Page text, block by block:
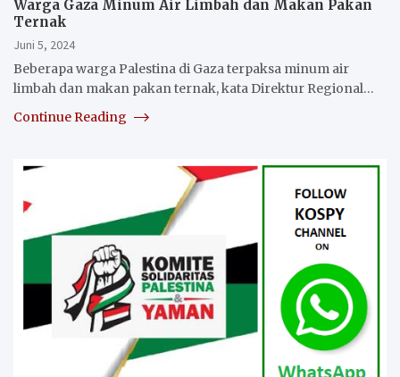
Warga Gaza Minum Air Limbah dan Makan Pakan
Ternak
Juni 5, 2024
Beberapa warga Palestina di Gaza terpaksa minum air
limbah dan makan pakan ternak, kata Direktur Regional…
Continue Reading